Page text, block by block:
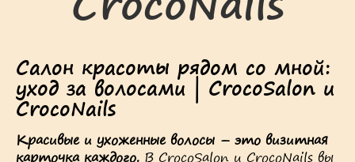
Салон красоты рядом со мной:
уход за волосами | CrocoSalon и
CrocoNails
Красивые и ухоженные волосы – это визитная
карточка каждого. В CrocoSalon и CrocoNails вы